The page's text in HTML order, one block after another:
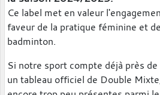
Ce label met en valeur
faveur de la pratique féminine et
badminton.
Si notre sport compte déjà près
un tableau officiel de Double